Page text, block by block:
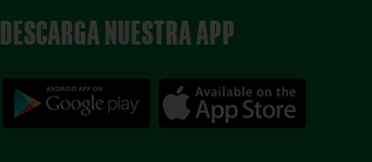
DESCARGA NUESTRA APP